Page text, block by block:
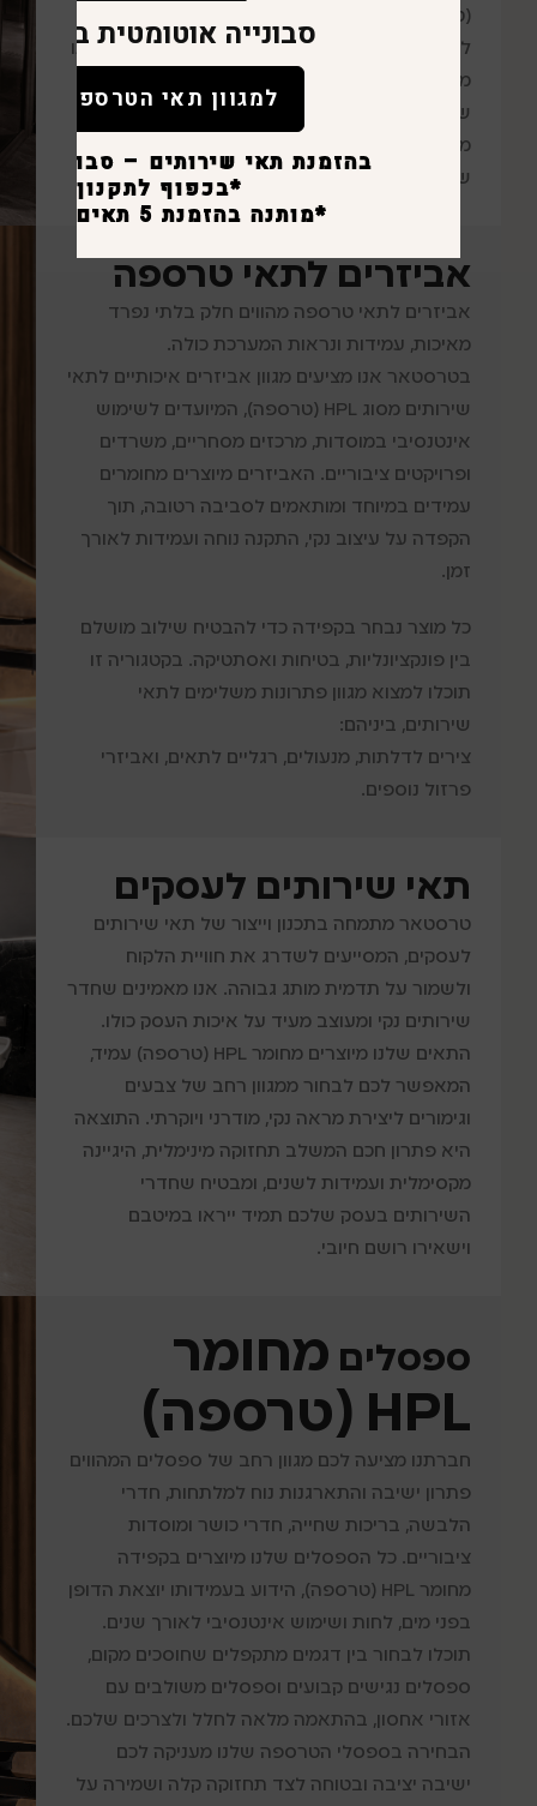
(טרספה), הידוע בעמידותו יוצאת הדופן בפני מים,
לחות, ונדליזם ושימוש אינטנסיבי. הבחירה במוצרינו
מבטיחה לכם לא רק פונקציונליות וסדר, אלא גם
שקט נפשי בזכות תחזוקה קלה, שמירה על היגיינה
מקסימלית ומראה אסתטי ומרשים שנשמר לאורך
שנים.
אביזרים לתאי טרספה
אביזרים לתאי טרספה מהווים חלק בלתי נפרד
מאיכות, עמידות ונראות המערכת כולה.
בטרסטאר אנו מציעים מגוון אביזרים איכותיים לתאי
שירותים מסוג HPL (טרספה), המיועדים לשימוש
אינטנסיבי במוסדות, מרכזים מסחריים, משרדים
ופרויקטים ציבוריים. האביזרים מיוצרים מחומרים
עמידים במיוחד ומותאמים לסביבה רטובה, תוך
הקפדה על עיצוב נקי, התקנה נוחה ועמידות לאורך
זמן.
כל מוצר נבחר בקפידה כדי להבטיח שילוב מושלם
בין פונקציונליות, בטיחות ואסתטיקה. בקטגוריה זו
תוכלו למצוא מגוון פתרונות משלימים לתאי
שירותים, ביניהם:
צירים לדלתות, מנעולים, רגליים לתאים, ואביזרי
פרזול נוספים.
תאי שירותים לעסקים
טרסטאר מתמחה בתכנון וייצור של תאי שירותים
לעסקים, המסייעים לשדרג את חוויית הלקוח
ולשמור על תדמית מותג גבוהה. אנו מאמינים שחדר
שירותים נקי ומעוצב מעיד על איכות העסק כולו.
התאים שלנו מיוצרים מחומר HPL (טרספה) עמיד,
המאפשר לכם לבחור ממגוון רחב של צבעים
וגימורים ליצירת מראה נקי, מודרני ויוקרתי. התוצאה
היא פתרון חכם המשלב תחזוקה מינימלית, היגיינה
מקסימלית ועמידות לשנים, ומבטיח שחדרי
השירותים בעסק שלכם תמיד ייראו במיטבם
וישאירו רושם חיובי.
ספסלים מחומר
HPL (טרספה)
חברתנו מציעה לכם מגוון רחב של ספסלים המהווים
פתרון ישיבה והתארגנות נוח למלתחות, חדרי
הלבשה, בריכות שחייה, חדרי כושר ומוסדות
ציבוריים. כל הספסלים שלנו מיוצרים בקפידה
מחומר HPL (טרספה), הידוע בעמידותו יוצאת הדופן
בפני מים, לחות ושימוש אינטנסיבי לאורך שנים.
תוכלו לבחור בין דגמים מתקפלים שחוסכים מקום,
ספסלים נגישים קבועים וספסלים משולבים עם
אזורי אחסון, בהתאמה מלאה לחלל ולצרכים שלכם.
הבחירה בספסלי הטרספה שלנו מעניקה לכם
ישיבה יציבה ובטוחה לצד תחזוקה קלה ושמירה על
סבונייה אוטומטית במתנה
למגוון תאי הטרספה
בהזמנת תאי שירותים – סבונייה
*בכפוף לתקנון
*מותנה בהזמנת 5 תאים ומעלה.